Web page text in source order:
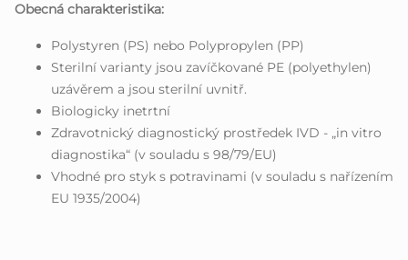
Obecná charakteristika:
Polystyren (PS) nebo Polypropylen (PP)
Sterilní varianty jsou zavíčkované PE (polyethylen)
uzávěrem a jsou sterilní uvnitř.
Biologicky inetrtní
Zdravotnický diagnostický prostředek IVD - „in vitro
diagnostika“ (v souladu s 98/79/EU)
Vhodné pro styk s potravinami (v souladu s nařízením
EU 1935/2004)